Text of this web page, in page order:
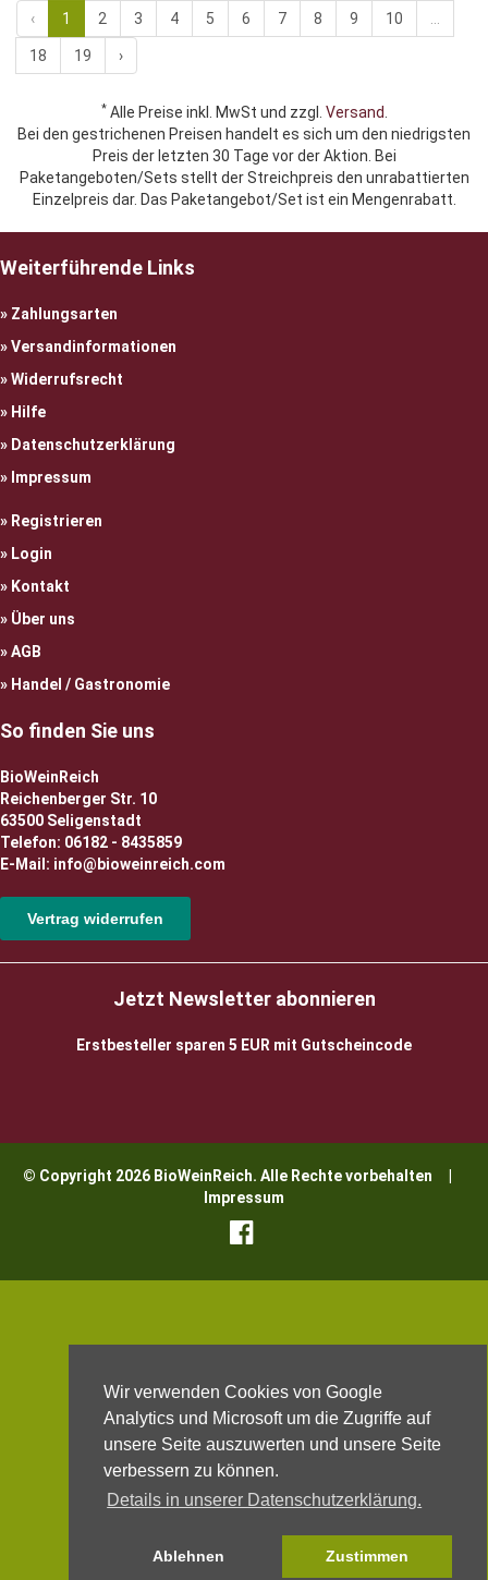
Wir verwenden Cookies von Google
Analytics und Microsoft um die Zugriffe auf
unsere Seite auszuwerten und unsere Seite
verbessern zu können.
Details in unserer Datenschutzerklärung.
Ablehnen Zustimmen
‹ 1 2 3 4 5 6 7 8 9 10 ...
18 19 ›
*Alle Preise inkl. MwSt und zzgl. Versand.
Bei den gestrichenen Preisen handelt es sich um den niedrigsten
Preis der letzten 30 Tage vor der Aktion. Bei
Paketangeboten/Sets stellt der Streichpreis den unrabattierten
Einzelpreis dar. Das Paketangebot/Set ist ein Mengenrabatt.
Weiterführende Links
Zahlungsarten
Versandinformationen
Widerrufsrecht
Hilfe
Datenschutzerklärung
Impressum
Registrieren
Login
Kontakt
Über uns
AGB
Handel / Gastronomie
So finden Sie uns
BioWeinReich
Reichenberger Str. 10
63500 Seligenstadt
Telefon: 06182 - 8435859
E-Mail: info@bioweinreich.com
Vertrag widerrufen
Jetzt Newsletter abonnieren
Erstbesteller sparen 5 EUR mit Gutscheincode
© Copyright 2026 BioWeinReich. Alle Rechte vorbehalten |
Impressum